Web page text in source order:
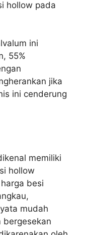
hollow pada
ini
55%
jika
ini cenderung
memiliki
hollow
besi
mudah
bergesekan